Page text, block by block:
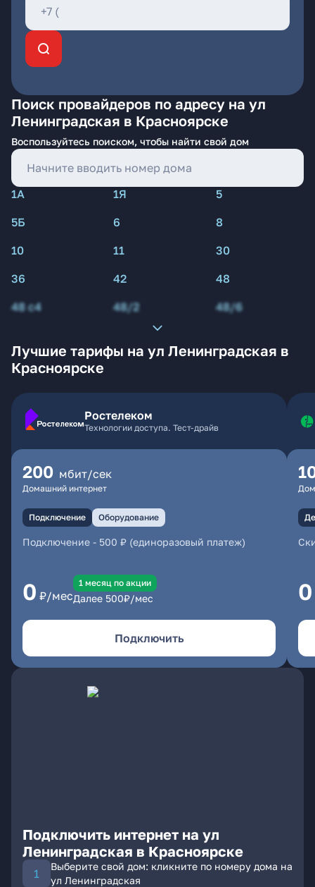
Поиск провайдеров по адресу на ул
Ленинградская в Красноярске
Воспользуйтесь поиском, чтобы найти свой дом
1А 1Я
5
5Б
6
8
10
11
30
36
42
48
48 с4
48/2 48/6
Лучшие тарифы на ул Ленинградская в
Красноярске
Ростелеком
Технологии доступа. Тест-драйв
200 мбит/сек
Домашний интернет
Подключение Оборудование
Подключение - 500 ₽ (единоразовый платеж)
0 ₽/мес
1 месяц по акции
Далее 500₽/мес
Подключить
0
Подключить интернет на ул
Ленинградская в Красноярске
Выберите свой дом: кликните по номеру дома на
ул Ленинградская